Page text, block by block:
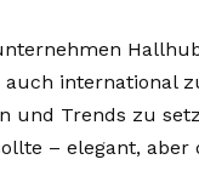
international
und Trends zu
– elegant,